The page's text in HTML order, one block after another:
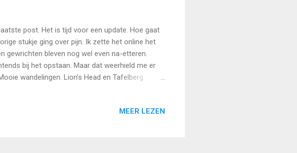
post. Het is tijd voor een update. Hoe gaat
stukje ging over pijn. Ik zette het online het
gewrichten bleven nog wel even na-etteren.
bij het opstaan. Maar dat weerhield me er
wandelingen. Lion’s Head en Tafelberg
om niet voor Kerst terug te keren naarMEER LEZEN